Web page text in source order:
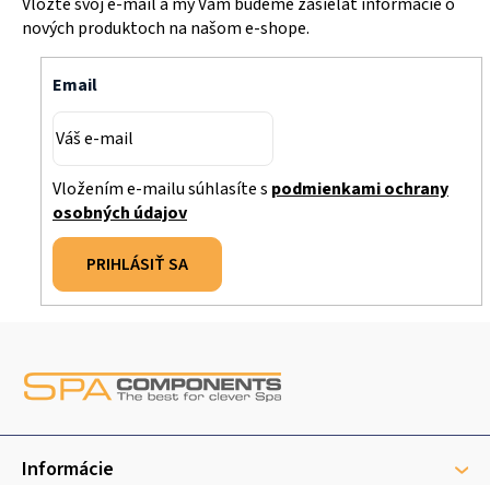
nových produktoch na našom e-shope.
Email
Vložením e-mailu súhlasíte s podmienkami ochrany
osobných údajov
PRIHLÁSIŤ SA
ä
Informácie